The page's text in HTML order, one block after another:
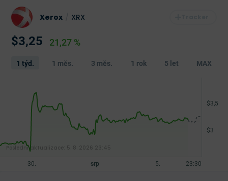
Xerox XRX
$3,25 21,27 %
1 týd. 1 měs. 3 měs. 1 rok 5 let MAX
Poslední aktualizace: